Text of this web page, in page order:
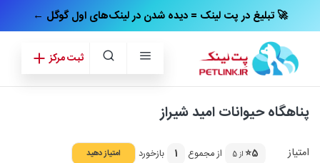
← تبلیغ در پت‌ لینک = دیده شدن در لینک‌های اول گوگل 🚀
ثبت مرکز
پناهگاه حیوانات امید شیراز
امتیاز 5⭐ از 5 از مجموع 1 بازخورد امتیاز دهید